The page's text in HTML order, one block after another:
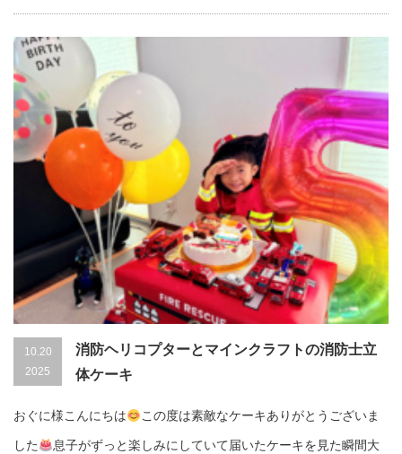
10.20
2025
消防ヘリコプターとマインクラフトの消防士立
体ケーキ
おぐに様こんにちは この度は素敵なケーキありがとうございま
した 息子がずっと楽しみにしていて届いたケーキを見た瞬間大